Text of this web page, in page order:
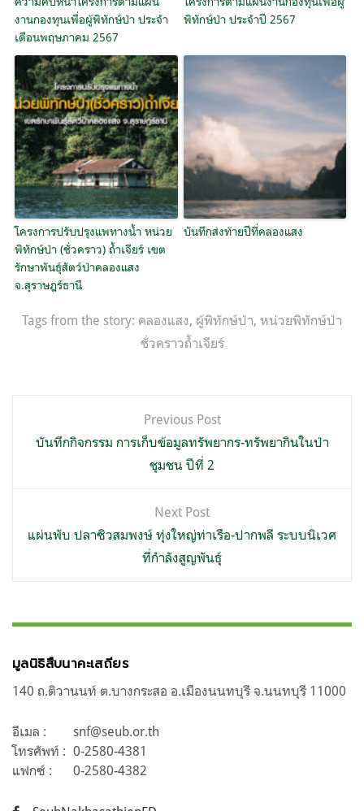
งานกองทุนเพื่อผู้พิทักษ์ป่า ประจำ
เดือนพฤษภาคม 2567
พิทักษ์ป่า ประจำปี 2567
โครงการปรับปรุงแพทางน้ำ หน่วย
พิทักษ์ป่า (ชั่วคราว) ถ้ำเจียร์ เขต
รักษาพันธุ์สัตว์ป่าคลองแสง
จ.สุราษฎร์ธานี
บันทึกส่งท้ายปีที่คลองแสง
Tags from the story: คลองแสง, ผู้พิทักษ์ป่า, หน่วยพิทักษ์ป่า
ชั่วคราวถ้ำเจียร์
เรื่อง
Previous Post
บันทึกกิจกรรม การเก็บข้อมูลทรัพยากร-ทรัพยากินในป่า
ชุมชน ปีที่ 2
Next Post
แผ่นพับ ปลาซิวสมพงษ์ ทุ่งใหญ่ท่าเรือ-ปากพลี ระบบนิเวศ
ที่กำลังสูญพันธุ์
มูลนิธิสืบนาคะเสถียร
140 ถ.ติวานนท์ ต.บางกระสอ อ.เมืองนนทบุรี จ.นนทบุรี 11000
อีเมล :
snf@seub.or.th
โทรศัพท์ : 0-2580-4381
แฟกซ์ :
0-2580-4382